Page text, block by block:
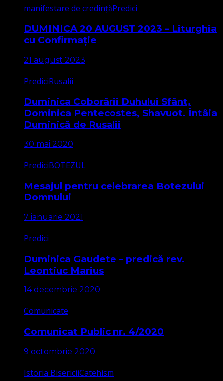
manifestare de credințăPredici
DUMINICA 20 AUGUST 2023 – Liturghia
cu Confirmație
21 august 2023
PrediciRusalii
Duminica Coborârii Duhului Sfânt,
Dominica Pentecostes, Shavuot. Întâia
Duminică de Rusalii
30 mai 2020
PrediciBOTEZUL
Mesajul pentru celebrarea Botezului
Domnului
7 ianuarie 2021
Predici
Duminica Gaudete – predică rev.
Leontiuc Marius
14 decembrie 2020
Comunicate
Comunicat Public nr. 4/2020
9 octombrie 2020
Istoria BisericiiCatehism